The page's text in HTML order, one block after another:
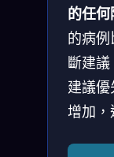
的任
的病
斷建
建議
增加，